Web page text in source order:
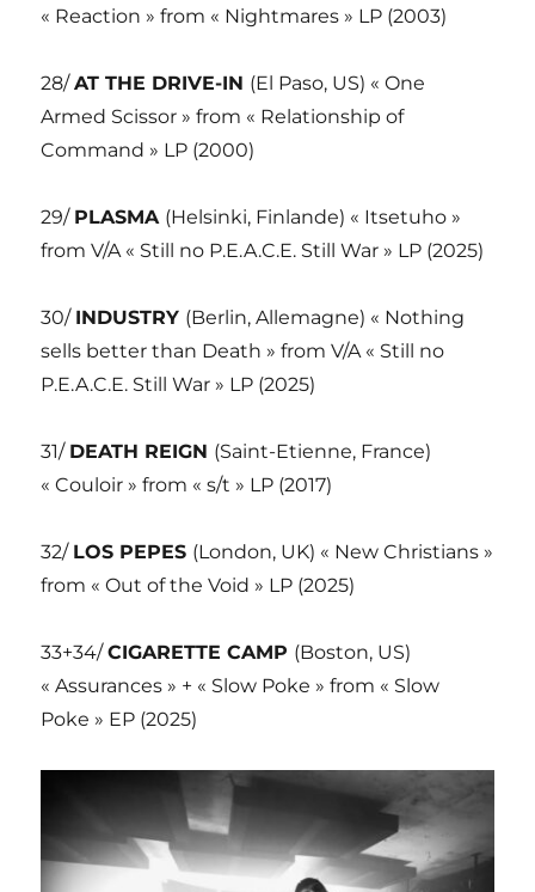
« Reaction » from « Nightmares » LP (2003)
28/AT THE DRIVE-IN (El Paso, US) « One
Armed Scissor » from « Relationship of
Command » LP (2000)
29/ PLASMA (Helsinki, Finlande) « Itsetuho »
from V/A « Still no P.E.A.C.E. Still War » LP (2025)
30/ INDUSTRY (Berlin, Allemagne) « Nothing
sells better than Death » from V/A « Still no
P.E.A.C.E. Still War » LP (2025)
31/ DEATH REIGN (Saint-Etienne, France)
« Couloir » from « s/t » LP (2017)
32/ LOS PEPES (London, UK) « New Christians »
from « Out of the Void » LP (2025)
33+34/CIGARETTE CAMP (Boston, US)
« Assurances » + « Slow Poke » from « Slow
Poke » EP (2025)